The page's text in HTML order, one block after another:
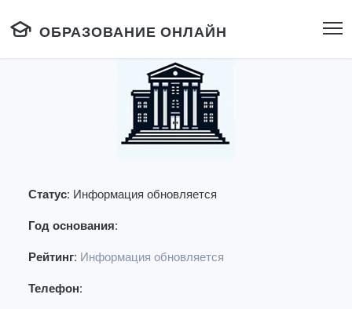
ОБРАЗОВАНИЕ ОНЛАЙН
Статус: Информация обновляется
Год основания:
Рейтинг: Информация обновляется
Телефон: